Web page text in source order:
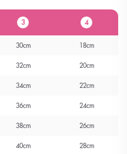
3 4
30cm 18cm
32cm 20cm
34cm 22cm
36cm 24cm
38cm 26cm
40cm 28cm